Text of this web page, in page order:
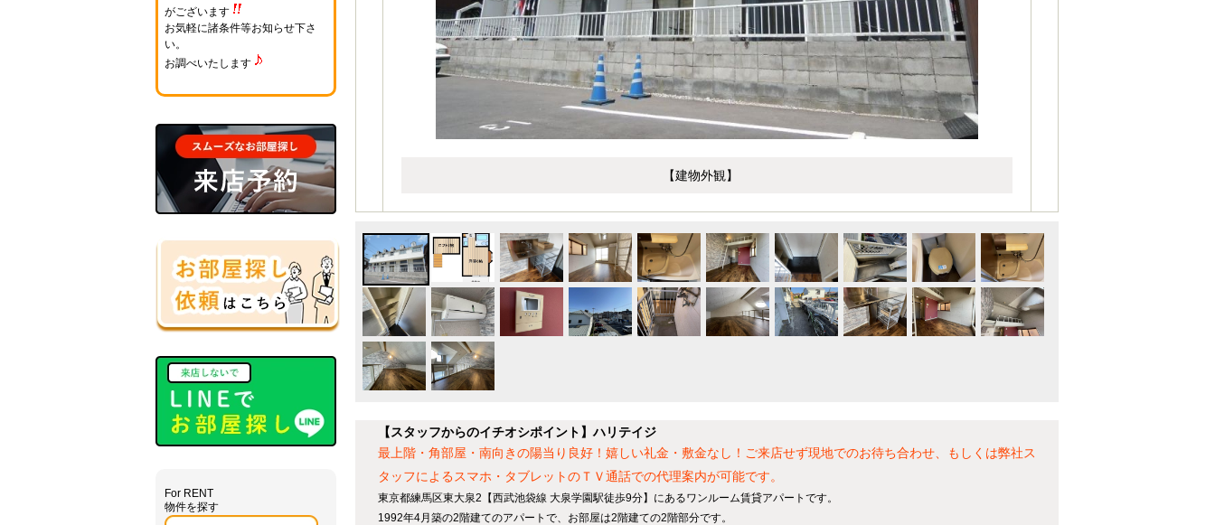
【建物外観】
【スタッフからのイチオシポイント】ハリテイジ
最上階・角部屋・南向きの陽当り良好！嬉しい礼金・敷金なし！ご来店せず現地でのお待ち合わせ、もしくは弊社ス
タッフによるスマホ・タブレットのＴＶ通話での代理案内が可能です。
東京都練馬区東大泉2【西武池袋線 大泉学園駅徒歩9分】にあるワンルーム賃貸アパートです。
1992年4月築の2階建てのアパートで、お部屋は2階建ての2階部分です。
がございます
お気軽に諸条件等お知らせ下さ
い。
お調べいたします
For RENT
物件を探す